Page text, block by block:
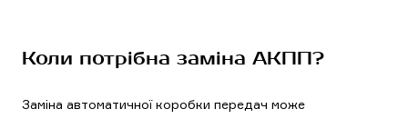
Коли потрібна заміна АКПП?
Заміна автоматичної коробки передач може